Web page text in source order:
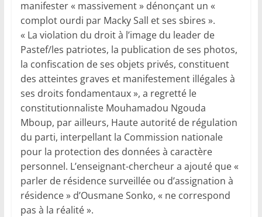
manifester « massivement » dénonçant un «
complot ourdi par Macky Sall et ses sbires ».
« La violation du droit à l’image du leader de
Pastef/les patriotes, la publication de ses photos,
la confiscation de ses objets privés, constituent
des atteintes graves et manifestement illégales à
ses droits fondamentaux », a regretté le
constitutionnaliste Mouhamadou Ngouda
Mboup, par ailleurs, Haute autorité de régulation
du parti, interpellant la Commission nationale
pour la protection des données à caractère
personnel. L’enseignant-chercheur a ajouté que «
parler de résidence surveillée ou d’assignation à
résidence » d’Ousmane Sonko, « ne correspond
pas à la réalité ».